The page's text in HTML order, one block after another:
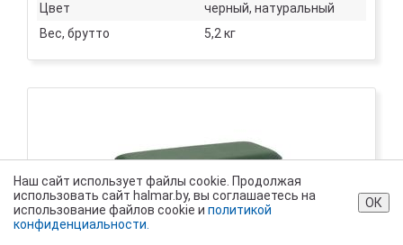
Наш сайт использует файлы cookie. Продолжая
использовать сайт halmar.by, вы соглашаетесь на
использование файлов cookie и политикой
конфиденциальности.
ОК
Цвет
черный, натуральный
Вес, брутто
5,2 кг